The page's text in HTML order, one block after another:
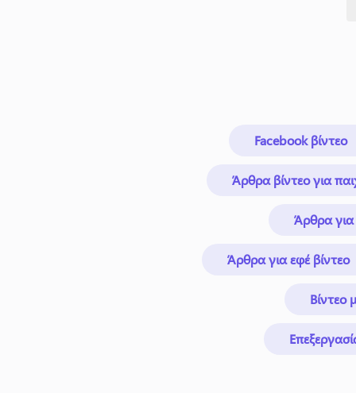
Facebook βίντεο
Άρθρα βίντεο για
Άρθρα για
Άρθρα για εφέ βίντεο
Βίντεο